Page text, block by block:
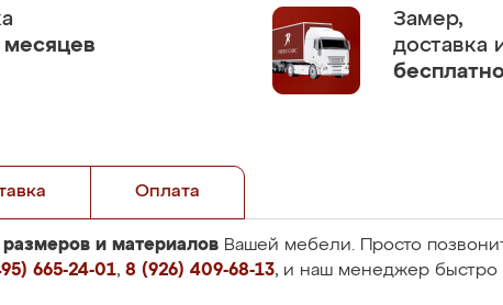
месяцев
Замер,
доставка
бесплатно
Оплата
размеров и материалов Вашей мебели. Просто
665-24-01, 8 (926) 409-68-13, и наш менеджер быстро